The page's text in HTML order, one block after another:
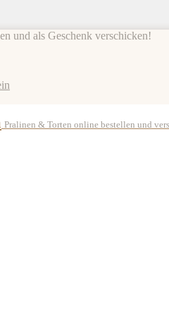
und als Geschenk verschicken!
Pralinen & Torten online bestellen und